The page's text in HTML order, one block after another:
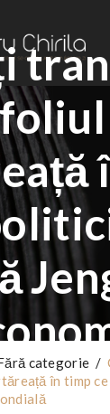
categorie /
în timp